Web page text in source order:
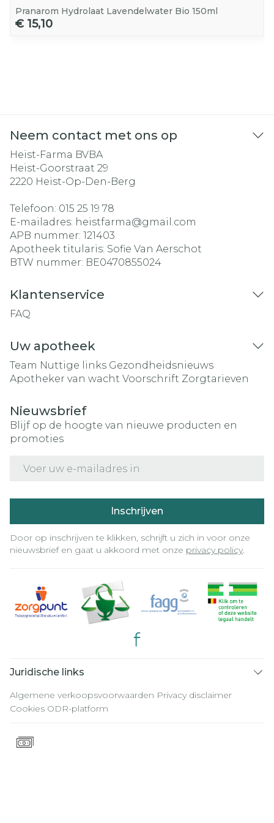
Pranarom Hydrolaat Lavendelwater Bio 150ml
€ 15,10
Neem contact met ons op
Heist-Farma BVBA
Heist-Goorstraat 29
2220 Heist-Op-Den-Berg
Telefoon: 015 25 19 78
E-mailadres: heistfarma@gmail.com
APB nummer: 121403
Apotheek titularis: Sofie Van Aerschot
BTW nummer: BE0470855024
Klantenservice
FAQ
Uw apotheek
Team Nuttige links Gezondheidsnieuws
Apotheker van wacht Voorschrift Zorgtarieven
Nieuwsbrief
Blijf op de hoogte van nieuwe producten en
promoties
Inschrijven
Door op inschrijven te klikken, schrijft u zich in voor onze
nieuwsbrief en gaat u akkoord met onze privacy policy.
Juridische links
Algemene verkoopsvoorwaarden Privacy disclaimer
Cookies ODR-platform